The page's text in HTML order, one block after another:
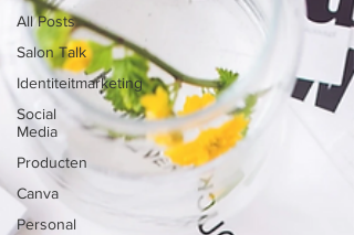
All Posts
Salon Talk
Identiteitmarketing
Social
Media
Producten
Canva
Personal